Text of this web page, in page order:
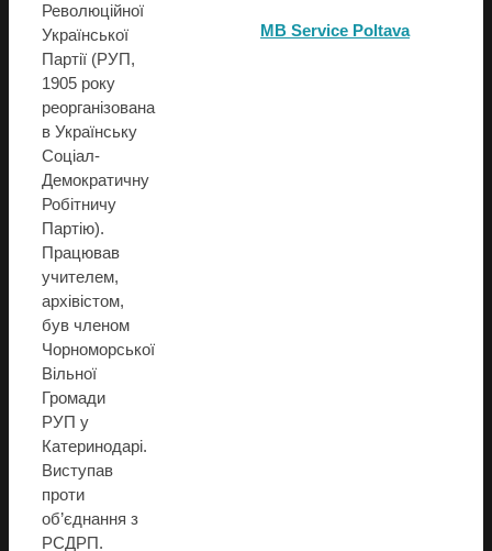
Революційної
Української
Партії (РУП,
1905 року
реорганізована
в Українську
Соціал-
Демократичну
Робітничу
Партію).
Працював
учителем,
архівістом,
був членом
Чорноморської
Вільної
Громади
РУП у
Катеринодарі.
Виступав
проти
об’єднання з
РСДРП.
MB Service Poltava